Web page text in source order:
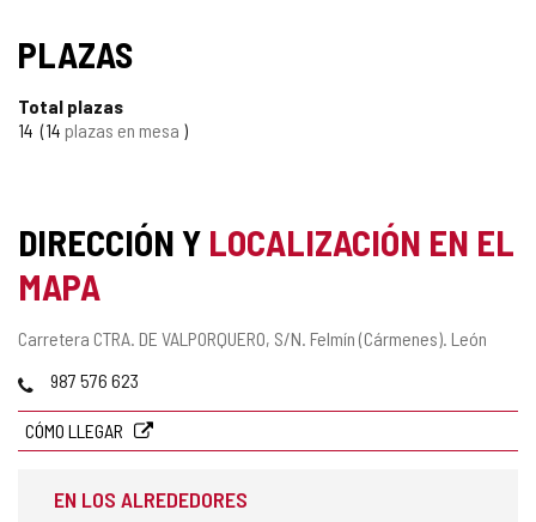
cuadernos
PLAZAS
Total plazas
14
14 plazas en mesa
DIRECCIÓN Y LOCALIZACIÓN EN EL
MAPA
Dirección
Carretera CTRA. DE VALPORQUERO, S/N. Felmín (Cármenes). León
Teléfonos
987 576 623
CÓMO LLEGAR
EN LOS ALREDEDORES